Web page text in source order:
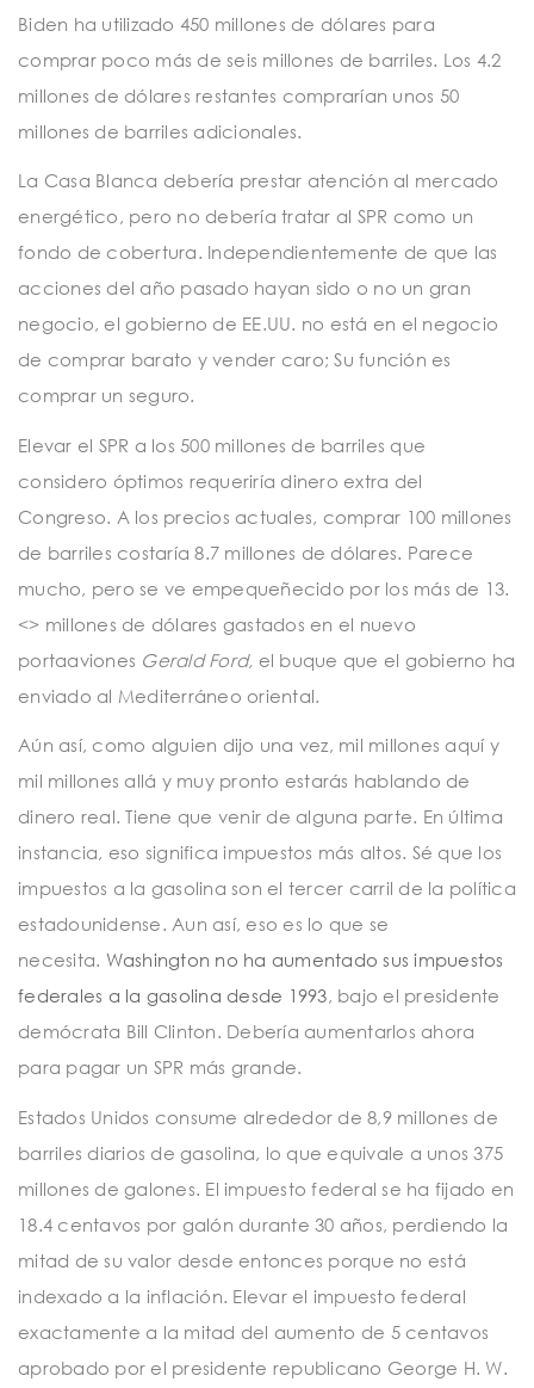
Biden ha utilizado 450 millones de dólares para
comprar poco más de seis millones de barriles. Los 4.2
millones de dólares restantes comprarían unos 50
millones de barriles adicionales.
La Casa Blanca debería prestar atención al mercado
energético, pero no debería tratar al SPR como un
fondo de cobertura. Independientemente de que las
acciones del año pasado hayan sido o no un gran
negocio, el gobierno de EE.UU. no está en el negocio
de comprar barato y vender caro; Su función es
comprar un seguro.
Elevar el SPR a los 500 millones de barriles que
considero óptimos requeriría dinero extra del
Congreso. A los precios actuales, comprar 100 millones
de barriles costaría 8.7 millones de dólares. Parece
mucho, pero se ve empequeñecido por los más de 13.
<> millones de dólares gastados en el nuevo
portaaviones Gerald Ford, el buque que el gobierno ha
enviado al Mediterráneo oriental.
Aún así, como alguien dijo una vez, mil millones aquí y
mil millones allá y muy pronto estarás hablando de
dinero real. Tiene que venir de alguna parte. En última
instancia, eso significa impuestos más altos. Sé que los
impuestos a la gasolina son el tercer carril de la política
estadounidense. Aun así, eso es lo que se
necesita. Washington no ha aumentado sus impuestos
federales a la gasolina desde 1993, bajo el presidente
demócrata Bill Clinton. Debería aumentarlos ahora
para pagar un SPR más grande.
Estados Unidos consume alrededor de 8,9 millones de
barriles diarios de gasolina, lo que equivale a unos 375
millones de galones. El impuesto federal se ha fijado en
18.4 centavos por galón durante 30 años, perdiendo la
mitad de su valor desde entonces porque no está
indexado a la inflación. Elevar el impuesto federal
exactamente a la mitad del aumento de 5 centavos
aprobado por el presidente republicano George H. W.